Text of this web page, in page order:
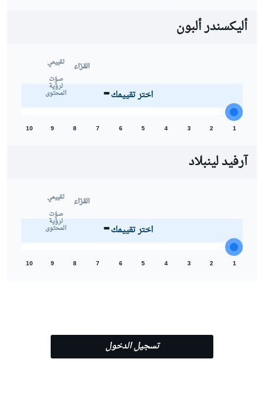
أليكسندر ألبون
تقييمي
-
القرّاء
صوّت
لرؤية
المحتوى اختر تقييمك
1
2
3
4
5
6
7
8
9
10
آرفيد لينبلاد
تقييمي
-
القرّاء
صوّت
لرؤية
المحتوى اختر تقييمك
1
2
3
4
5
6
7
8
9
10
تسجيل الدخول